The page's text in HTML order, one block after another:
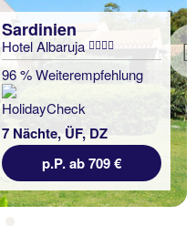
Sardinien
Hotel Albaruja
96 % Weiterempfehlung
7 Nächte, ÜF, DZ
p.P. ab 709 €